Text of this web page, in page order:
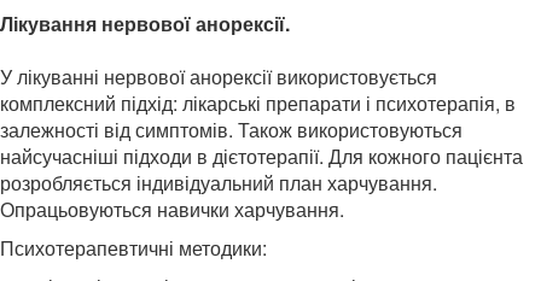
Лікування нервової анорексії.
У лікуванні нервової анорексії використовується
комплексний підхід: лікарські препарати і психотерапія, в
залежності від симптомів. Також використовуються
найсучасніші підходи в дієтотерапії. Для кожного пацієнта
розробляється індивідуальний план харчування.
Опрацьовуються навички харчування.
Психотерапевтичні методики: